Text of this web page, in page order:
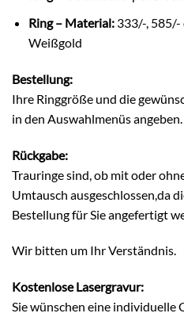
Ring – Material:333/-, 585/-
Weißgold
Bestellung:
Ihre Ringgröße und die
in den Auswahlmenüs angeben.
Rückgabe:
Trauringe sind, ob mit oder
Umtausch ausgeschlossen,da
Bestellung für Sie angefertigt
Wir bitten um Ihr Verständnis.
Kostenlose Lasergravur:
Sie wünschen eine individuelle